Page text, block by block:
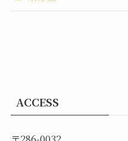
ACCESS